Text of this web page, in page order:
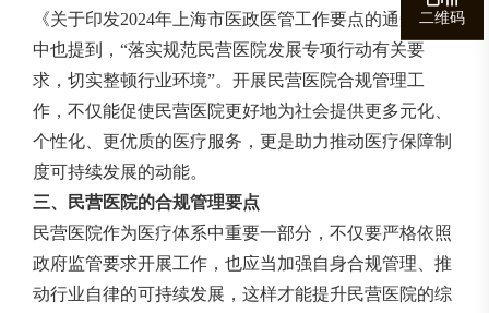
《关于印发2024年上海市医政医管工作要点的通知》[9]
中也提到，“落实规范民营医院发展专项行动有关要
求，切实整顿行业环境”。开展民营医院合规管理工
作，不仅能促使民营医院更好地为社会提供更多元化、
个性化、更优质的医疗服务，更是助力推动医疗保障制
度可持续发展的动能。
三、民营医院的合规管理要点
民营医院作为医疗体系中重要一部分，不仅要严格依照
政府监管要求开展工作，也应当加强自身合规管理、推
动行业自律的可持续发展，这样才能提升民营医院的综
二维码